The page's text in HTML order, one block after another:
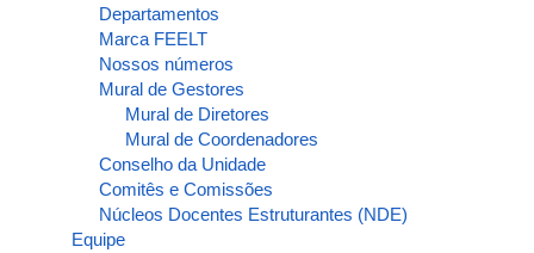
Departamentos
Marca FEELT
Nossos números
Mural de Gestores
Mural de Diretores
Mural de Coordenadores
Conselho da Unidade
Comitês e Comissões
Núcleos Docentes Estruturantes (NDE)
Equipe